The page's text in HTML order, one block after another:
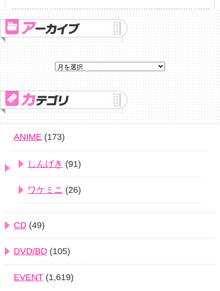
ANIME (173)
しんげき (91)
ワケミニ (26)
CD (49)
DVD/BD (105)
EVENT (1,619)